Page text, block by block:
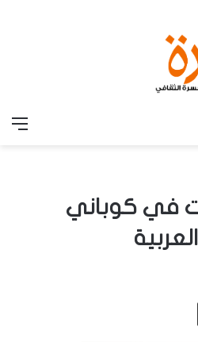
في كوباني